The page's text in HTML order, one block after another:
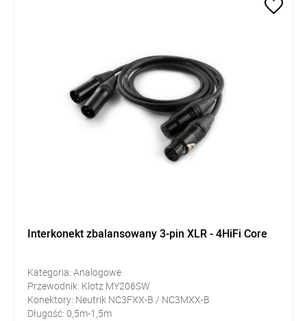
Interkonekt zbalansowany 3-pin XLR - 4HiFi Core
Kategoria: Analogowe
Przewodnik: Klotz MY206SW
Konektory: Neutrik NC3FXX-B / NC3MXX-B
Długość: 0,5m-1,5m